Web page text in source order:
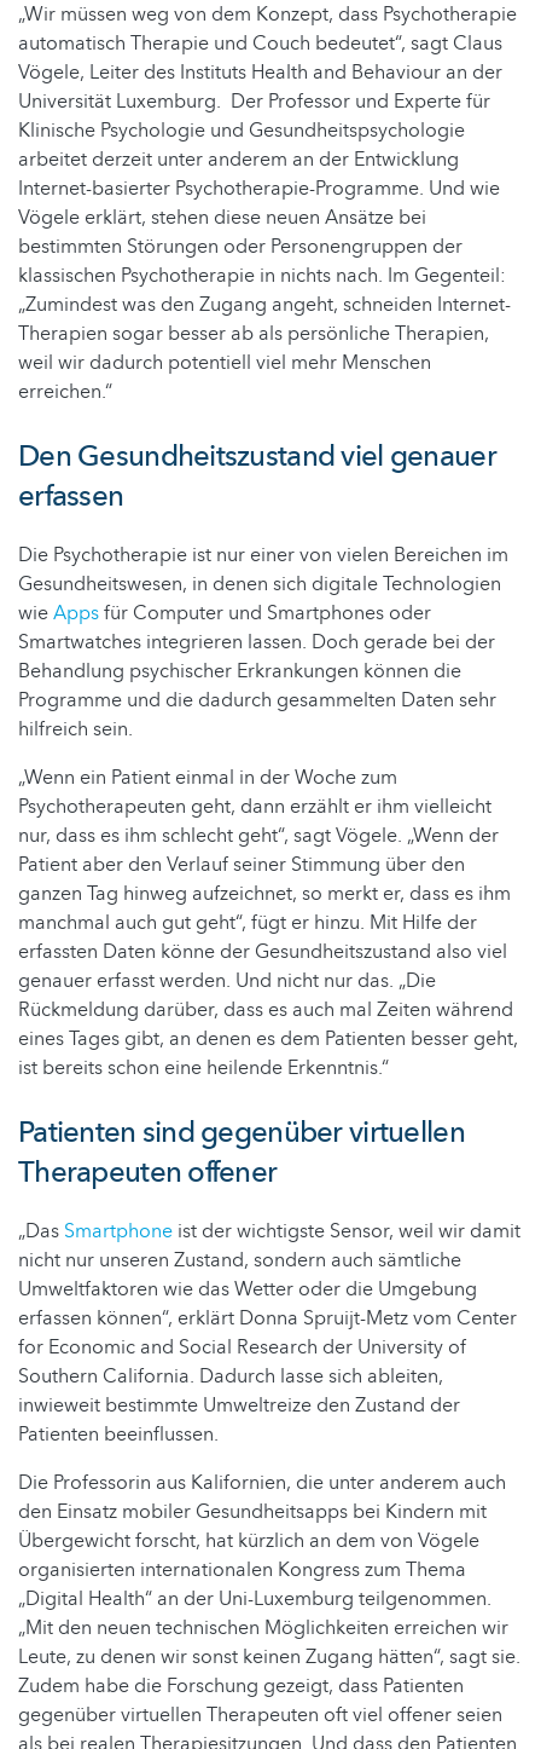
„Wir müssen weg von dem Konzept, dass Psychotherapie
automatisch Therapie und Couch bedeutet“, sagt Claus
Vögele, Leiter des Instituts Health and Behaviour an der
Universität Luxemburg. Der Professor und Experte für
Klinische Psychologie und Gesundheitspsychologie
arbeitet derzeit unter anderem an der Entwicklung
Internet-basierter Psychotherapie-Programme. Und wie
Vögele erklärt, stehen diese neuen Ansätze bei
bestimmten Störungen oder Personengruppen der
klassischen Psychotherapie in nichts nach. Im Gegenteil:
„Zumindest was den Zugang angeht, schneiden Internet-
Therapien sogar besser ab als persönliche Therapien,
weil wir dadurch potentiell viel mehr Menschen
erreichen.“
Den Gesundheitszustand viel genauer
erfassen
Die Psychotherapie ist nur einer von vielen Bereichen im
Gesundheitswesen, in denen sich digitale Technologien
wieAppsfür Computer und Smartphones oder
Smartwatches integrieren lassen. Doch gerade bei der
Behandlung psychischer Erkrankungen können die
Programme und die dadurch gesammelten Daten sehr
hilfreich sein.
„Wenn ein Patient einmal in der Woche zum
Psychotherapeuten geht, dann erzählt er ihm vielleicht
nur, dass es ihm schlecht geht“, sagt Vögele. „Wenn der
Patient aber den Verlauf seiner Stimmung über den
ganzen Tag hinweg aufzeichnet, so merkt er, dass es ihm
manchmal auch gut geht“, fügt er hinzu. Mit Hilfe der
erfassten Daten könne der Gesundheitszustand also viel
genauer erfasst werden. Und nicht nur das. „Die
Rückmeldung darüber, dass es auch mal Zeiten während
eines Tages gibt, an denen es dem Patienten besser geht,
ist bereits schon eine heilende Erkenntnis.“
Patienten sind gegenüber virtuellen
Therapeuten offener
„Das Smartphone ist der wichtigste Sensor, weil wir damit
nicht nur unseren Zustand, sondern auch sämtliche
Umweltfaktoren wie das Wetter oder die Umgebung
erfassen können“, erklärt Donna Spruijt-Metz vom Center
for Economic and Social Research der University of
Southern California. Dadurch lasse sich ableiten,
inwieweit bestimmte Umweltreize den Zustand der
Patienten beeinflussen.
Die Professorin aus Kalifornien, die unter anderem auch
den Einsatz mobiler Gesundheitsapps bei Kindern mit
Übergewicht forscht, hat kürzlich an dem von Vögele
organisierten internationalen Kongress zum Thema
„Digital Health“ an der Uni-Luxemburg teilgenommen.
„Mit den neuen technischen Möglichkeiten erreichen wir
Leute, zu denen wir sonst keinen Zugang hätten“, sagt sie.
Zudem habe die Forschung gezeigt, dass Patienten
gegenüber virtuellen Therapeuten oft viel offener seien